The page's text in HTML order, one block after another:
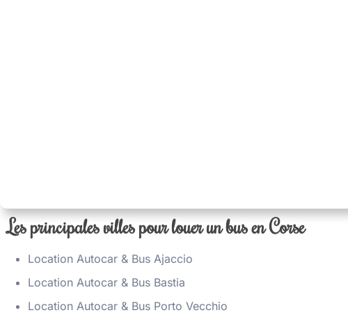
Les principales villes pour louer un bus en Corse
Location Autocar & Bus Ajaccio
Location Autocar & Bus Bastia
Location Autocar & Bus Porto Vecchio